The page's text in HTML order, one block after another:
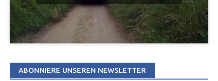
ABONNIERE UNSEREN NEWSLETTER